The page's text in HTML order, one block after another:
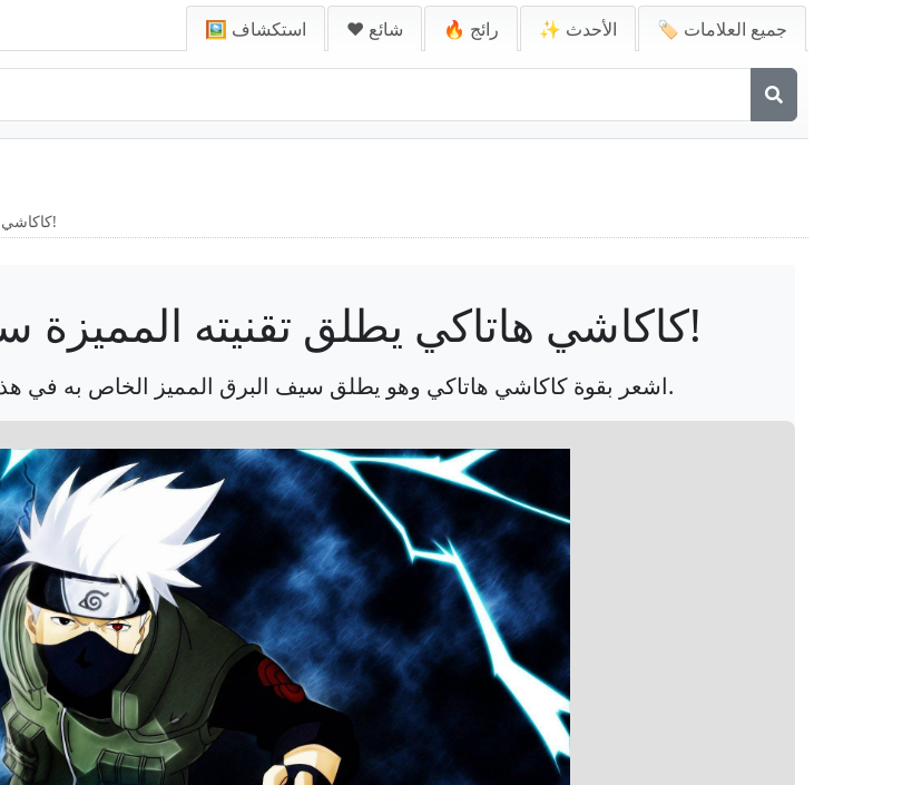
🖼️ استكشاف ❤️ شائع 🔥 رائج ✨ الأحدث 🏷️ جميع العلامات
كاكاشي هاتاكي يطلق تقنيته المميزة سيف البرق (رايكيري)!
كاكاشي هاتاكي يطلق تقنيته المميزة سيف البرق (رايكيري)!
اشعر بقوة كاكاشي هاتاكي وهو يطلق سيف البرق المميز الخاص به في هذه الخلفية الديناميكية من عالم ناروتو.